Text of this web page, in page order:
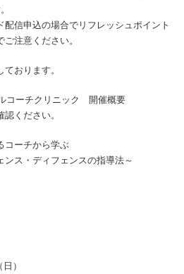
信申込の場合でリフレッシュポイント
注意ください。
おります。
コーチクリニック 開催概要
ください。
コーチから学ぶ
ス・ディフェンスの指導法～
）